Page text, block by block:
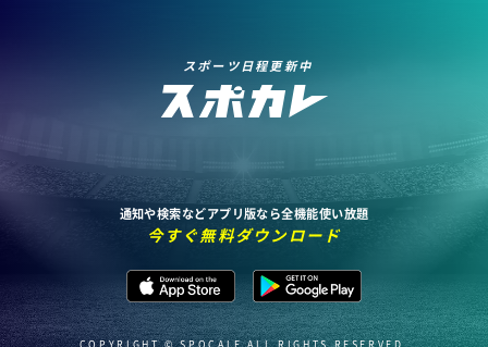
スポーツ日程更新中
通知や検索などアプリ版なら全機能使い放題
今すぐ無料ダウンロード